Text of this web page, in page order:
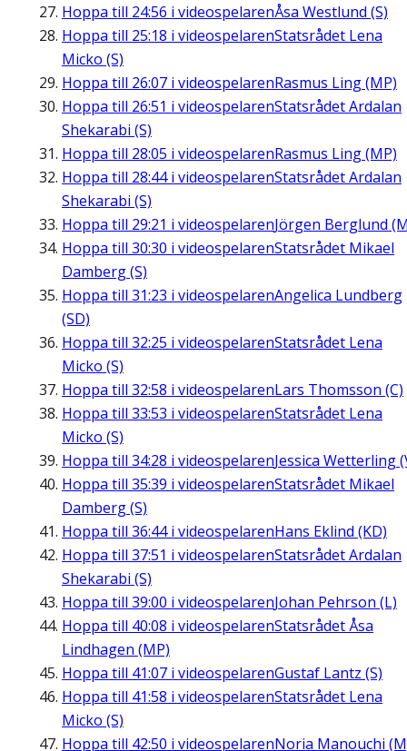
Hoppa till 24:56 i videospelarenÅsa Westlund (S)
Hoppa till 25:18 i videospelarenStatsrådet Lena
Micko (S)
Hoppa till 26:07 i videospelarenRasmus Ling (MP)
Hoppa till 26:51 i videospelarenStatsrådet Ardalan
Shekarabi (S)
Hoppa till 28:05 i videospelarenRasmus Ling (MP)
Hoppa till 28:44i videospelarenStatsrådet Ardalan
Shekarabi (S)
Hoppa till 29:21 i videospelarenJörgen Berglund
Hoppa till 30:30 i videospelarenStatsrådet Mikael
Damberg (S)
Hoppa till 31:23 i videospelarenAngelica Lundberg
(SD)
Hoppa till 32:25 i videospelarenStatsrådet Lena
Micko (S)
Hoppa till 32:58 i videospelarenLars Thomsson (C)
Hoppa till 33:53 i videospelarenStatsrådet Lena
Micko (S)
Hoppa till 34:28 i videospelarenJessica Wetterling
Hoppa till 35:39 i videospelarenStatsrådet Mikael
Damberg (S)
Hoppa till 36:44i videospelarenHans Eklind (KD)
Hoppa till 37:51 i videospelarenStatsrådet Ardalan
Shekarabi (S)
Hoppa till 39:00 i videospelarenJohan Pehrson (L)
Hoppa till 40:08 i videospelarenStatsrådet Åsa
Lindhagen (MP)
Hoppa till 41:07 i videospelarenGustaf Lantz (S)
Hoppa till 41:58 i videospelarenStatsrådet Lena
Micko (S)
Hoppa till 42:50 i videospelarenNoria Manouchi